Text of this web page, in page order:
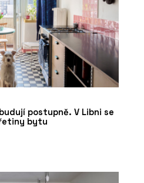
postupně. V Libni se
bytu